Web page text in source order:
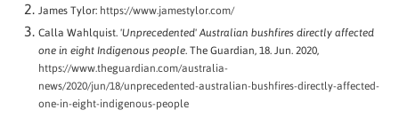
James Tylor: https://www.jamestylor.com/
Calla Wahlquist. 'Unprecedented' Australian bushfires directly affected
one in eight Indigenous people. The Guardian, 18. Jun. 2020,
https://www.theguardian.com/australia-
news/2020/jun/18/unprecedented-australian-bushfires-directly-affected-
one-in-eight-indigenous-people